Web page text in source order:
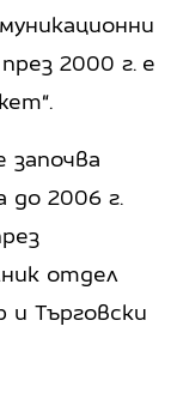
2000 г. е
започва
до 2006 г.
отдел
и Търговски